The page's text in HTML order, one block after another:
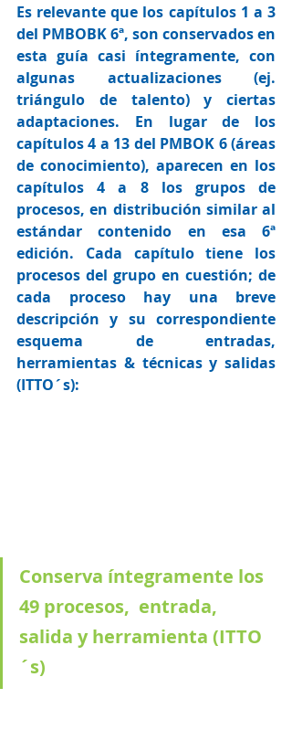
Es relevante que los capítulos 1 a 3
del PMBOBK 6ª, son conservados en
esta guía casi íntegramente, con
algunas actualizaciones (ej.
triángulo de talento) y ciertas
adaptaciones. En lugar de los
capítulos 4 a 13 del PMBOK 6 (áreas
de conocimiento), aparecen en los
capítulos 4 a 8 los grupos de
procesos, en distribución similar al
estándar contenido en esa 6ª
edición. Cada capítulo tiene los
procesos del grupo en cuestión; de
cada proceso hay una breve
descripción y su correspondiente
esquema de entradas,
herramientas & técnicas y salidas
(ITTO´s):
Conserva íntegramente los
49 procesos,  entrada,
salida y herramienta (ITTO
´s)